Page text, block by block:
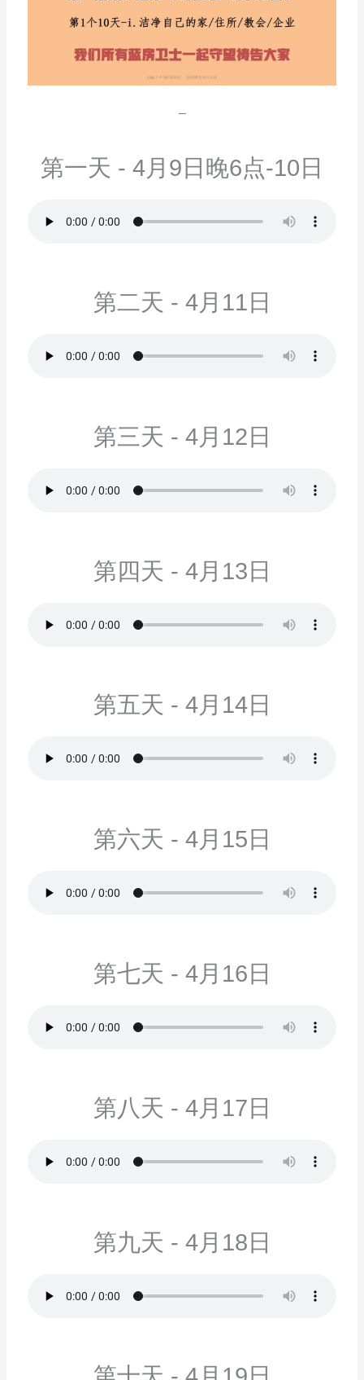
–
第一天 - 4月9日晚6点-10日
第二天 - 4月11日
第三天 - 4月12日
第四天 - 4月13日
第五天 - 4月14日
第六天 - 4月15日
第七天 - 4月16日
第八天 - 4月17日
第九天 - 4月18日